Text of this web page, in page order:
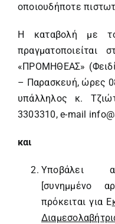
οποιουδήποτε
Η καταβολή με
«ΠΡΟΜΗΘΕΑΣ»
– Παρασκευή, ώρες
υπάλληλος κ.
3303310, e-mail
και
Υποβάλει
[συνημμένο
πρόκειται για Ε